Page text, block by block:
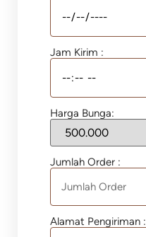
Jam Kirim :
Harga Bunga:
Jumlah Order :
Alamat Pengiriman :